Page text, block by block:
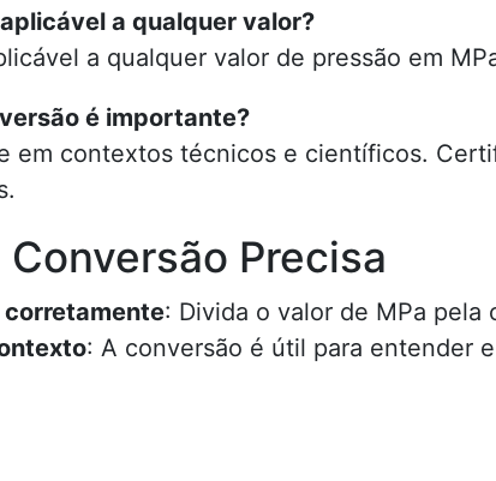
a qualquer valor?
a qualquer valor de pressão em
é importante?
em contextos técnicos e científicos.
Precisa
corretamente: Divida o valor de MPa pela
: A conversão é útil para entender